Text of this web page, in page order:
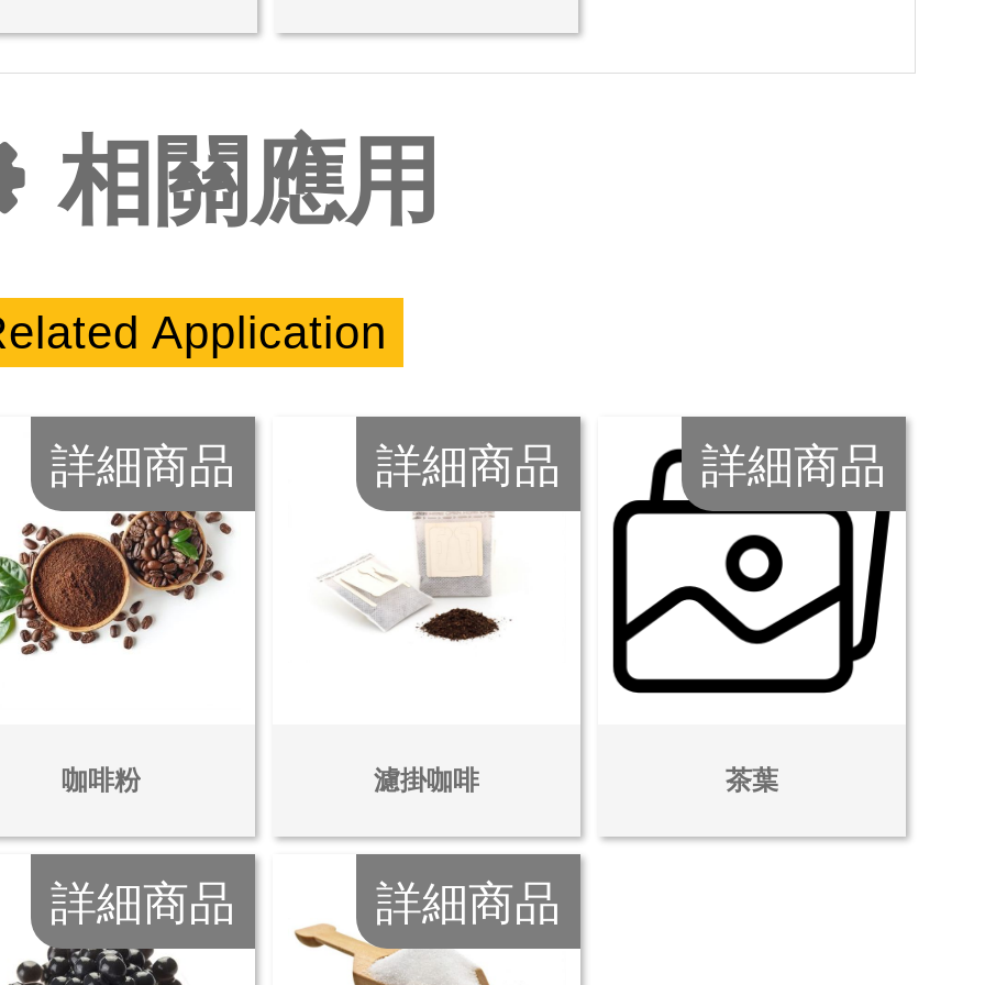
相關應用
Application
詳細商品
咖啡粉
詳細商品
濾掛咖啡
詳細商品
茶葉
詳細商品 詳細商品